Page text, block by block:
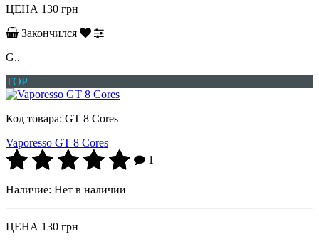
ЦЕНА 130 грн
Закончился
G..
TOP
Код товара: GT 8 Cores
Vaporesso GT 8 Cores
1
Наличие: Нет в наличии
ЦЕНА 130 грн